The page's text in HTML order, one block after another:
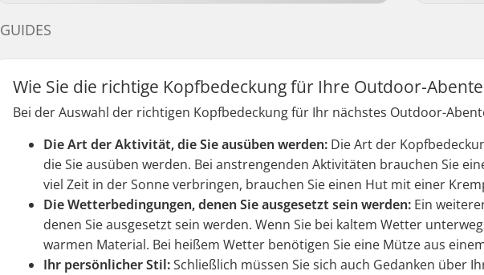
GUIDES
Wie Sie die richtige Kopfbedeckung für Ihre Outdoor-
Bei der Auswahl der richtigen Kopfbedeckung für Ihr nächstes Outdoor-
Die Art der Aktivität, die Sie ausüben werden: Die Art der
die Sie ausüben werden. Bei anstrengenden Aktivitäten brauchen Sie
viel Zeit in der Sonne verbringen, brauchen Sie einen Hut mit einer
Die Wetterbedingungen, denen Sie ausgesetzt sein werden: Ein
denen Sie ausgesetzt sein werden. Wenn Sie bei kaltem Wetter
warmen Material. Bei heißem Wetter benötigen Sie eine Mütze aus
Ihr persönlicher Stil:Schließlich müssen Sie sich auch Gedanken über